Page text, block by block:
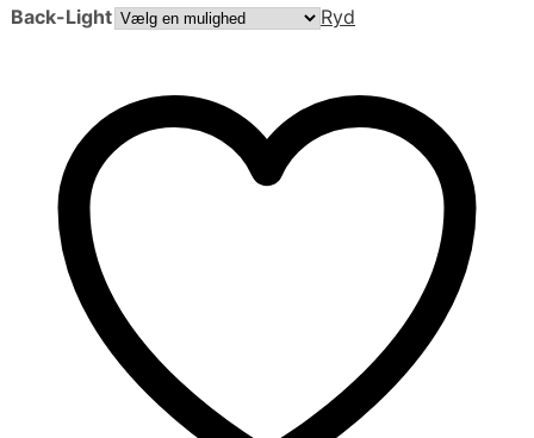
Back-Light Ryd